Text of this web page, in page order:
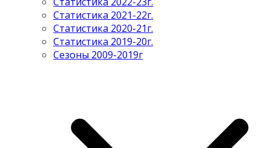
Статистика 2021-22г.
Статистика 2020-21г.
Статистика 2019-20г.
Сезоны 2009-2019г